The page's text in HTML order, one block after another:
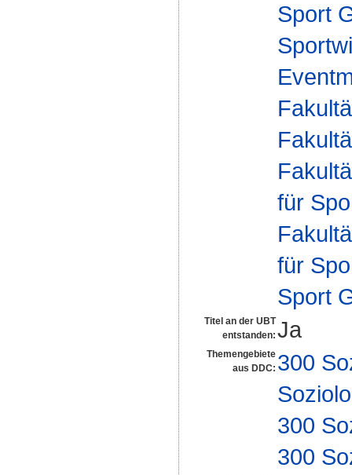
Sport
für
für
Sport
Titel an der UBT
entstanden: Ja
Themengebiete
aus DDC: 300
300
300